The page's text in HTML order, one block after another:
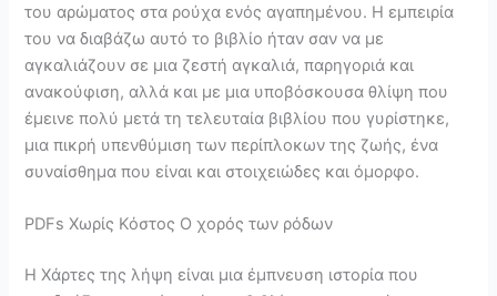
του αρώματος στα ρούχα ενός αγαπημένου. Η εμπειρία
του να διαβάζω αυτό το βιβλίο ήταν σαν να με
αγκαλιάζουν σε μια ζεστή αγκαλιά, παρηγοριά και
ανακούφιση, αλλά και με μια υποβόσκουσα θλίψη που
έμεινε πολύ μετά τη τελευταία βιβλίου που γυρίστηκε,
μια πικρή υπενθύμιση των περίπλοκων της ζωής, ένα
συναίσθημα που είναι και στοιχειώδες και όμορφο.
PDFs Χωρίς Κόστος Ο χορός των ρόδων
Η Χάρτες της λήψη είναι μια έμπνευση ιστορία που